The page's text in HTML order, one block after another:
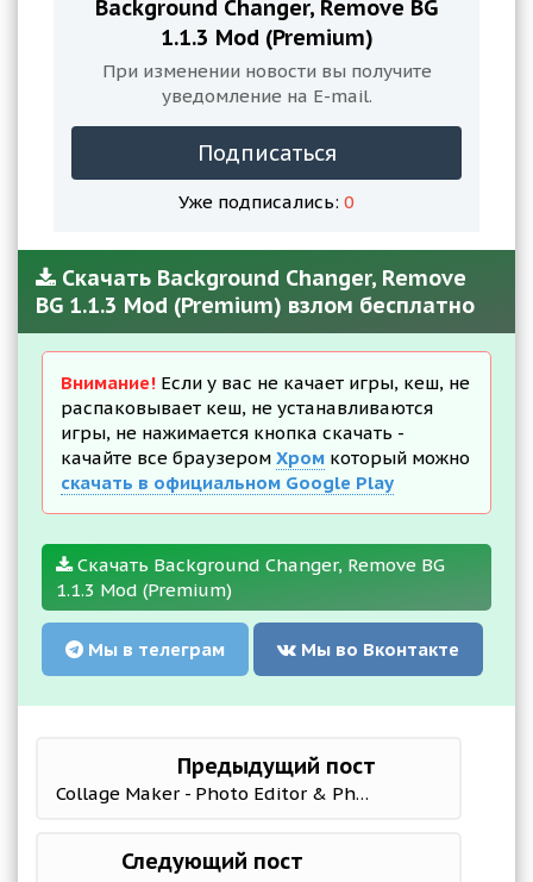
Background Changer, Remove BG
1.1.3 Mod (Premium)
При изменении новости вы получите
уведомление на E-mail.
Подписаться
Уже подписались: 0
Скачать Background Changer, Remove
BG 1.1.3 Mod (Premium) взлом бесплатно
Внимание! Если у вас не качает игры, кеш, не
распаковывает кеш, не устанавливаются
игры, не нажимается кнопка скачать -
качайте все браузером Хром который можно
скачать в официальном Google Play
Скачать Background Changer, Remove BG
1.1.3 Mod (Premium)
Мы в телеграм Мы во Вконтакте
Предыдущий пост
Collage Maker - Photo Editor & Photo Collage 2.41.211 Mod (Pro)
Следующий пост